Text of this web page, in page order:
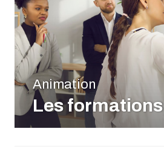
Animation
Les formations